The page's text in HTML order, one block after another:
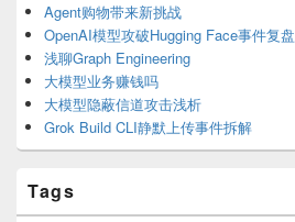
Agent购物带来新挑战
OpenAI模型攻破Hugging Face事件复盘
浅聊Graph Engineering
大模型业务赚钱吗
大模型隐蔽信道攻击浅析
Grok Build CLI静默上传事件拆解
Tags